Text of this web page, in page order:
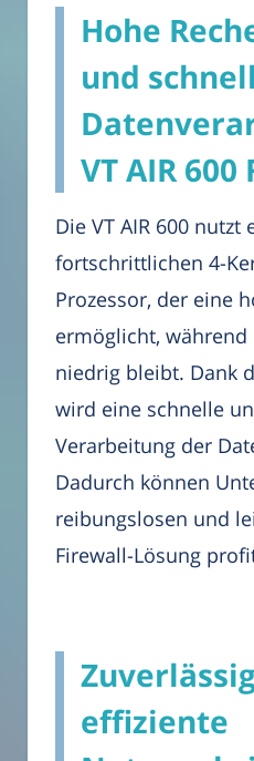
Hohe
und
VT AIR
Die VT AIR 600 nutzt
fortschrittlichen 4-
Prozessor, der eine
ermöglicht,
niedrig bleibt. Dank
wird eine schnelle
Verarbeitung der
Dadurch können
reibungslosen und
Firewall-Lösung
effiziente